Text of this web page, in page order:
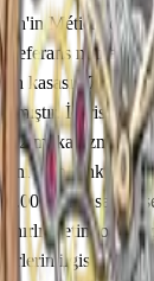
Métiers d'Art
referans numaralı
kasası 37.00
İçerisinde
mekanizma yer
altın renktedir.
mm kasa
üretim
ilgisini